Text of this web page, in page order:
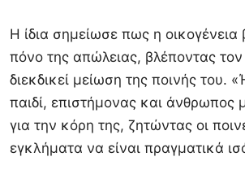
Η ίδια σημείωσε πως η οικογένεια
πόνο της απώλειας, βλέποντας
διεκδικεί μείωση της ποινής του.
παιδί, επιστήμονας και άνθρωπος
για την κόρη της, ζητώντας οι
εγκλήματα να είναι πραγματικά